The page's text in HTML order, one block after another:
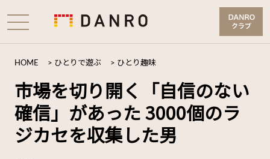
HOME > ひとりで遊ぶ > ひとり趣味
市場を切り開く「自信のない
確信」があった 3000個のラ
ジカセを収集した男